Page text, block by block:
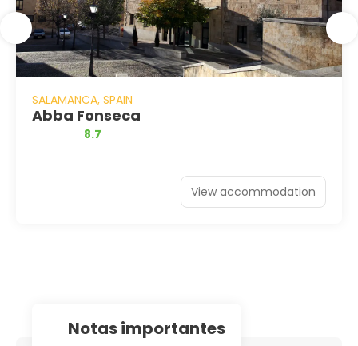
SALAMANCA, SPAIN
Abba Fonseca
8.7
View accommodation
notas importantes